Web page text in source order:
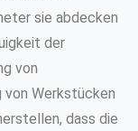
sie abdecken
der
von
von Werkstücken
dass die